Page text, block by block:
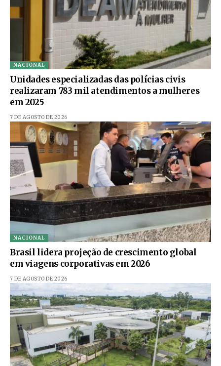
NACIONAL
Unidades especializadas das polícias civis
realizaram 783 mil atendimentos a mulheres
em 2025
7 DE AGOSTO DE 2026
NACIONAL
Brasil lidera projeção de crescimento global
em viagens corporativas em 2026
7 DE AGOSTO DE 2026